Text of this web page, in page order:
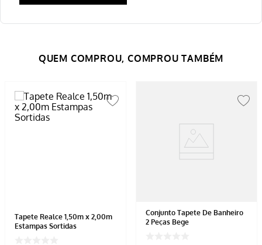
Tapete Realce 1,50m x 2,00m
Estampas Sortidas
Conjunto Tapete De Banheiro
2 Peças Bege